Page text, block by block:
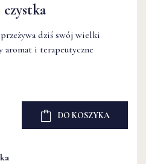
dziś swój wielki
aromat i terapeutyczne
DO KOSZYKA